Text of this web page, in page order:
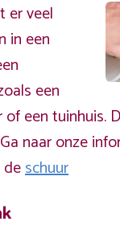
er veel
in een
een
of een tuinhuis.
naar onze
schuur